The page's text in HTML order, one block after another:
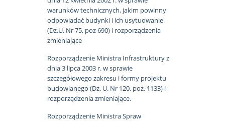
warunków technicznych, jakim powinny
odpowiadać budynki i ich usytuowanie
(Dz.U. Nr 75, poz 690) i rozporządzenia
zmieniające
Rozporządzenie Ministra Infrastruktury z
dnia 3 lipca 2003 r. w sprawie
szczegółowego zakresu i formy projektu
budowlanego (Dz. U. Nr 120. poz. 1133) i
rozporządzenia zmieniające.
Rozporządzenie Ministra Spraw